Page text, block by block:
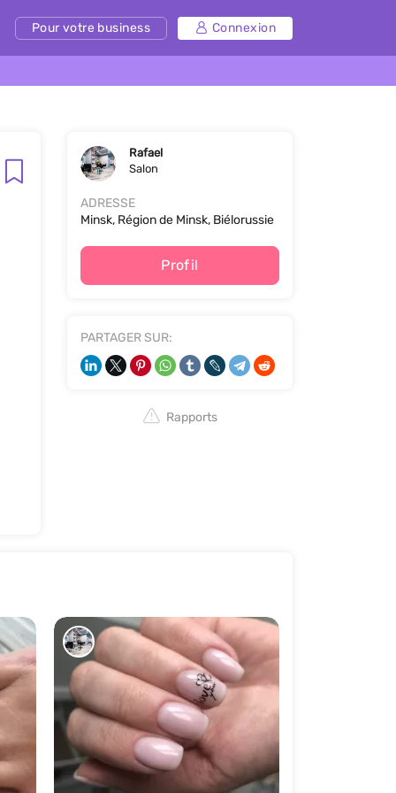
Pour votre business Connexion
Rafael
Salon
ADRESSE
Minsk, Région de Minsk, Biélorussie
Profil
PARTAGER SUR:
Rapports